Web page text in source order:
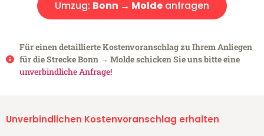
Umzug: Bonn → Molde anfragen
Für einen detaillierte Kostenvoranschlag zu Ihrem Anliegen
für die Strecke Bonn → Molde schicken Sie uns bitte eine
unverbindliche Anfrage!
Unverbindlichen Kostenvoranschlag erhalten